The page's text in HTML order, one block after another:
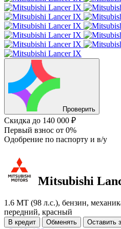
Проверить
Скидка до 140 000 ₽
Первый взнос от 0%
Одобрение по паспорту и в/у
Mitsubishi
1.6 MT (98 л.с.), бензин,
передний, красный
В кредит Обменять Оставить